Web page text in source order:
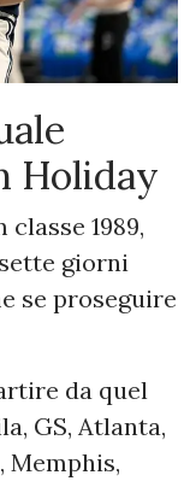
Holiday
1989,
giorni
se proseguire
da quel
GS, Atlanta,
Memphis,